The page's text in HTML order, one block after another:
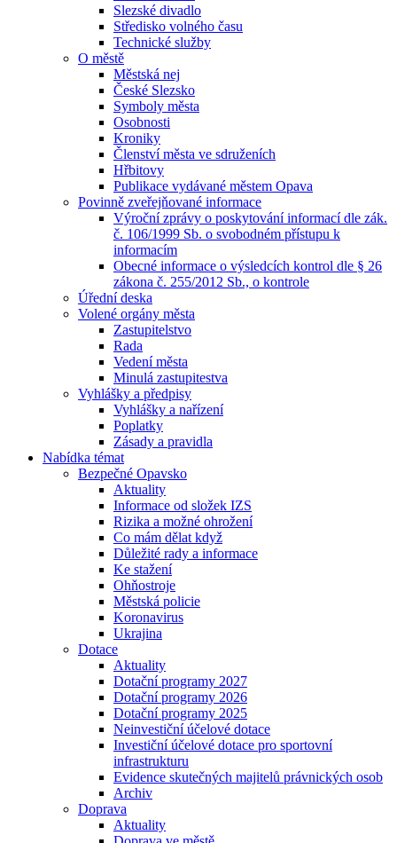
Slezské divadlo
Středisko volného času
Technické služby
O městě
Městská nej
České Slezsko
Symboly města
Osobnosti
Kroniky
Členství města ve sdruženích
Hřbitovy
Publikace vydávané městem Opava
Povinně zveřejňované informace
Výroční zprávy o poskytování informací dle zák.
č. 106/1999 Sb. o svobodném přístupu k
informacím
Obecné informace o výsledcích kontrol dle § 26
zákona č. 255/2012 Sb., o kontrole
Úřední deska
Volené orgány města
Zastupitelstvo
Rada
Vedení města
Minulá zastupitestva
Vyhlášky a předpisy
Vyhlášky a nařízení
Poplatky
Zásady a pravidla
Nabídka témat
Bezpečné Opavsko
Aktuality
Informace od složek IZS
Rizika a možné ohrožení
Co mám dělat když
Důležité rady a informace
Ke stažení
Ohňostroje
Městská policie
Koronavirus
Ukrajina
Dotace
Aktuality
Dotační programy 2027
Dotační programy 2026
Dotační programy 2025
Neinvestiční účelové dotace
Investiční účelové dotace pro sportovní
infrastrukturu
Evidence skutečných majitelů právnických osob
Archiv
Doprava
Aktuality